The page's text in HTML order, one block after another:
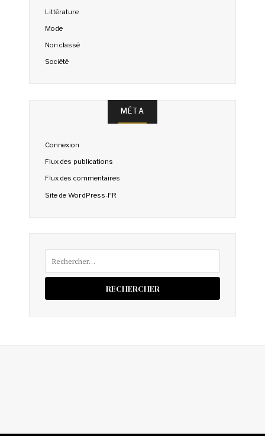
Littérature
Mode
Non classé
Société
MÉTA
Connexion
Flux des publications
Flux des commentaires
Site de WordPress-FR